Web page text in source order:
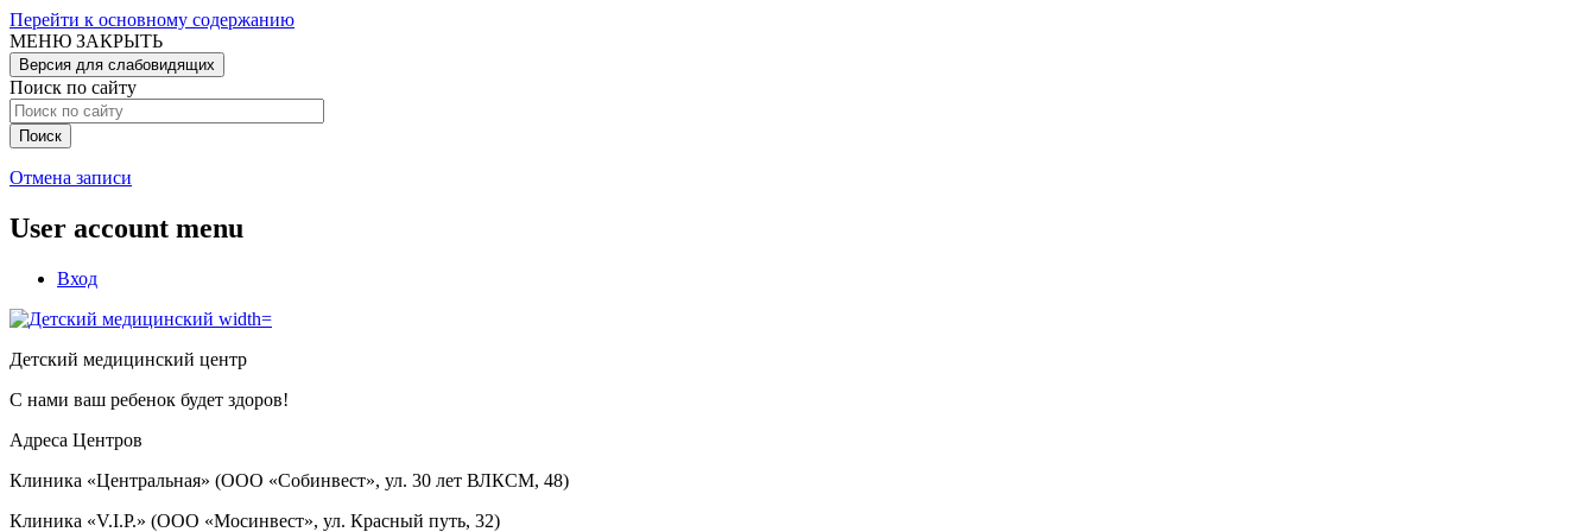
Перейти к основному содержанию
МЕНЮ ЗАКРЫТЬ
Версия для слабовидящих
Поиск по сайту
Отмена записи
User account menu
Вход
Детский медицинский центр
С нами ваш ребенок будет здоров!
Адреса Центров
Клиника «Центральная» (ООО «Собинвест», ул. 30 лет ВЛКСМ, 48)
Клиника «V.I.P.» (ООО «Мосинвест», ул. Красный путь, 32)